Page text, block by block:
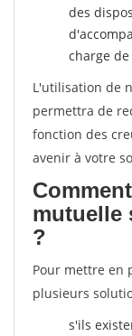
des
charge
L'utilisation de
permettra de
fonction des
avenir à votre
mutuelle
?
Pour mettre en
plusieurs
s'ils